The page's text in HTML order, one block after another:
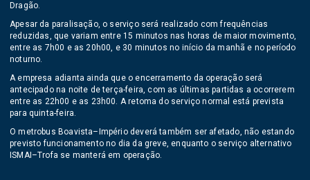
Dragão.
Apesar da paralisação, o serviço será realizado com frequências
reduzidas, que variam entre 15 minutos nas horas de maior movimento,
entre as 7h00 e as 20h00, e 30 minutos no início da manhã e no período
noturno.
A empresa adianta ainda que o encerramento da operação será
antecipado na noite de terça-feira, com as últimas partidas a ocorrerem
entre as 22h00 e as 23h00. A retoma do serviço normal está prevista
para quinta-feira.
O metrobus Boavista–Império deverá também ser afetado, não estando
previsto funcionamento no dia da greve, enquanto o serviço alternativo
ISMAI–Trofa se manterá em operação.